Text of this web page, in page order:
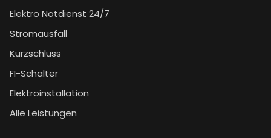
Elektro Notdienst 24/7
Stromausfall
Kurzschluss
FI-Schalter
Elektroinstallation
Alle Leistungen